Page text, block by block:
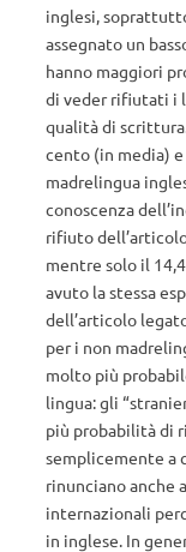
inglesi,
assegnato un
hanno maggiori
di veder rifiutati i
qualità di
cento (in media)
madrelingua
conoscenza
rifiuto
mentre solo il
avuto la stessa
dell’articolo
per i non
molto più
lingua: gli
più probabilità di
semplicemente a
rinunciano anche
internazionali
in inglese. In